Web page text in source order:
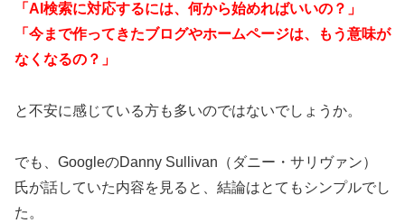
「AI検索に対応するには、何から始めればいいの？」
「今まで作ってきたブログやホームページは、もう意味が
なくなるの？」
と不安に感じている方も多いのではないでしょうか。
でも、GoogleのDanny Sullivan（ダニー・サリヴァン）
氏が話していた内容を見ると、結論はとてもシンプルでし
た。